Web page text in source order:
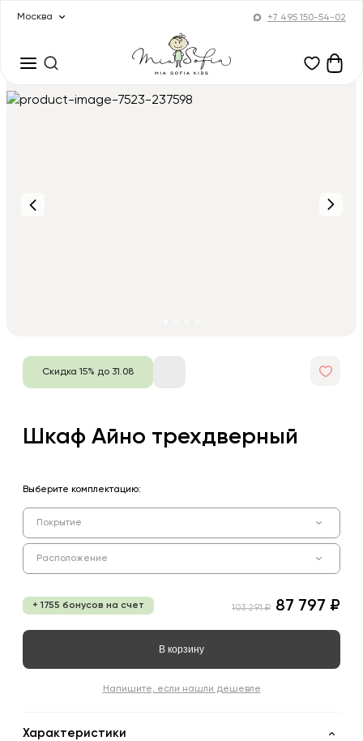
Москва +7 495 150-54-02
Скидка 15% до 31.08
Шкаф Айно трехдверный
Выберите комплектацию:
Покрытие
Расположение
+ 1755 бонусов на счет 103 291 ₽ 87 797 ₽
В корзину
Напишите, если нашли дешевле
Характеристики